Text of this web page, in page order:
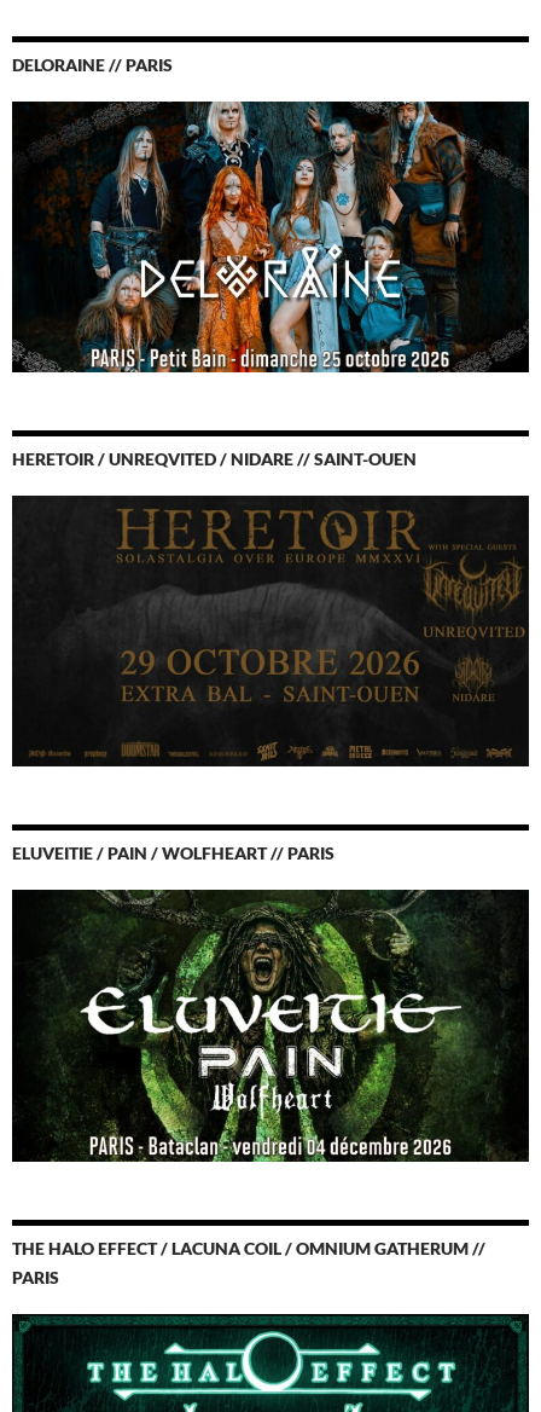
DELORAINE // PARIS
HERETOIR / UNREQVITED / NIDARE // SAINT-OUEN
ELUVEITIE / PAIN / WOLFHEART // PARIS
THE HALO EFFECT / LACUNA COIL / OMNIUM GATHERUM //
PARIS